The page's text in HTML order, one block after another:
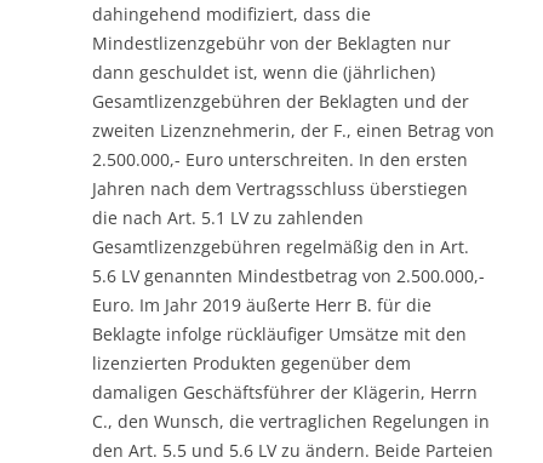
dahingehend modifiziert, dass die
Mindestlizenzgebühr von der Beklagten nur
dann geschuldet ist, wenn die (jährlichen)
Gesamtlizenzgebühren der Beklagten und der
zweiten Lizenznehmerin, der F., einen Betrag von
2.500.000,- Euro unterschreiten. In den ersten
Jahren nach dem Vertragsschluss überstiegen
die nach Art. 5.1 LV zu zahlenden
Gesamtlizenzgebühren regelmäßig den in Art.
5.6 LV genannten Mindestbetrag von 2.500.000,-
Euro. Im Jahr 2019 äußerte Herr B. für die
Beklagte infolge rückläufiger Umsätze mit den
lizenzierten Produkten gegenüber dem
damaligen Geschäftsführer der Klägerin, Herrn
C., den Wunsch, die vertraglichen Regelungen in
den Art. 5.5 und 5.6 LV zu ändern. Beide Parteien